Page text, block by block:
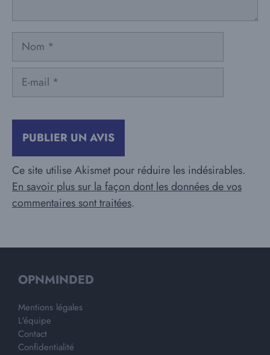
Nom
Ce site utilise Akismet pour réduire les indésirables.
En savoir plus sur la façon dont les données de vos
commentaires sont traitées.
OPNMINDED
Mentions légales
L'équipe
Contact
Confidentialité